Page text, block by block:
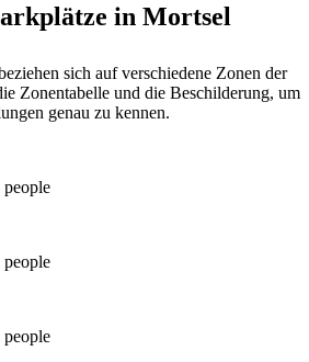
in Mortsel
sich auf verschiedene Zonen der
Zonentabelle und die Beschilderung, um
genau zu kennen.